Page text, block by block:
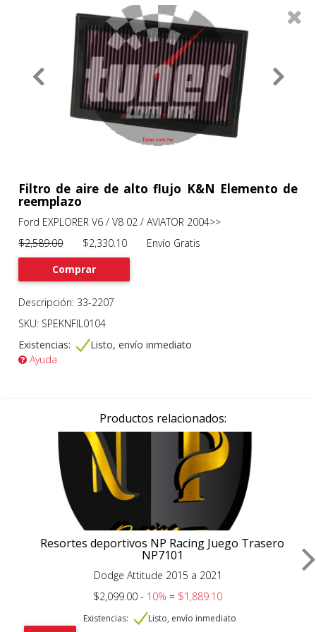
About
Services
Productos Filtros 0
Previous
Filtro de aire de alto flujo K&N Elemento de
reemplazo
Ford EXPLORER V6 / V8 02 / AVIATOR 2004>>
$2,589.00$2,330.10 Envío Gratis
Comprar
Descripción: 33-2207
SKU: SPEKNFIL0104
Existencias:
Listo, envío inmediato
Ayuda
Productos relacionados:
Resortes deportivos NP Racing Juego Trasero
NP7101
Dodge Attitude 2015 a 2021
$2,099.00 - 10%= $1,889.10
Existencias: Listo, envío inmediato